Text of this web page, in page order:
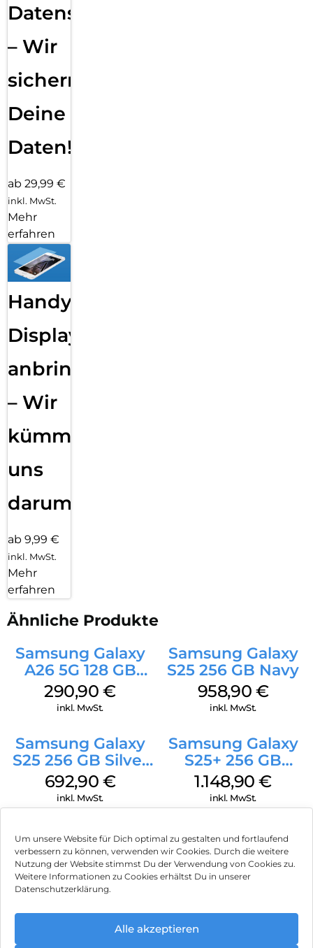
Um unsere Website für Dich optimal zu gestalten und fortlaufend
verbessern zu können, verwenden wir Cookies. Durch die weitere
Nutzung der Website stimmst Du der Verwendung von Cookies zu.
Weitere Informationen zu Cookies erhältst Du in unserer
Datenschutzerklärung.
Alle akzeptieren
Datensicherung
– Wir
sichern
Deine
Daten!
ab 29,99 €
inkl. MwSt.
Mehr
erfahren
Handy
Displayfolie
anbringen
– Wir
kümmern
uns
darum!
ab 9,99 €
inkl. MwSt.
Mehr
erfahren
Ähnliche Produkte
Samsung Galaxy
A26 5G 128 GB
White
290,90€
inkl. MwSt.
Samsung Galaxy
S25 256 GB Navy
958,90 €
inkl. MwSt.
Samsung Galaxy
S25 256 GB Silver
Shadow
692,90 €
inkl. MwSt.
Samsung Galaxy
S25+ 256 GB
Icyblue
1.148,90€
inkl. MwSt.
Doro Leva L10
Graphite
110,90€
inkl. MwSt.
Crosscall Core S5
128 MB Schwarz
91,90€
Motorola Moto
Apple iPhone 16e